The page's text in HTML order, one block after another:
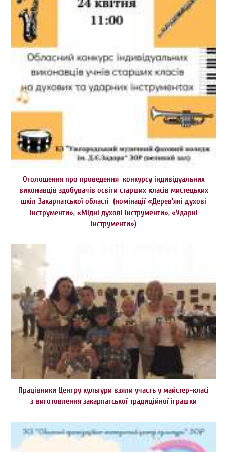
Оголошення про проведення конкурсу індивідуальних
виконавців здобувачів освіти старших класів мистецьких
шкіл Закарпатської області (номінації «Дерев’яні духові
інструменти», «Мідні духові інструменти», «Ударні
інструменти»)
Працівники Центру культури взяли участь у майстер-класі
з виготовлення закарпатської традиційної іграшки